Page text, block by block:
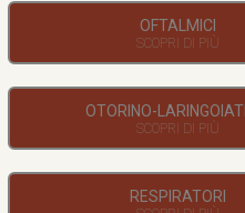
OFTALMICI
OTORINO-
RESPIRATORI